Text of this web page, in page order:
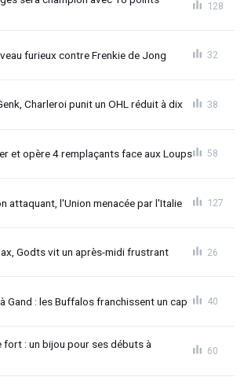
128
furieux contre Frenkie de Jong 32
Charleroi punit un OHL réduit à dix 38
et opère 4 remplaçants face aux Loups 58
attaquant, l'Union menacée par l'Italie 127
Godts vit un après-midi frustrant 26
Gand : les Buffalos franchissent un cap 40
: un bijou pour ses débuts à
60